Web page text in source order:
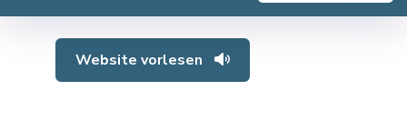
Website vorlesen